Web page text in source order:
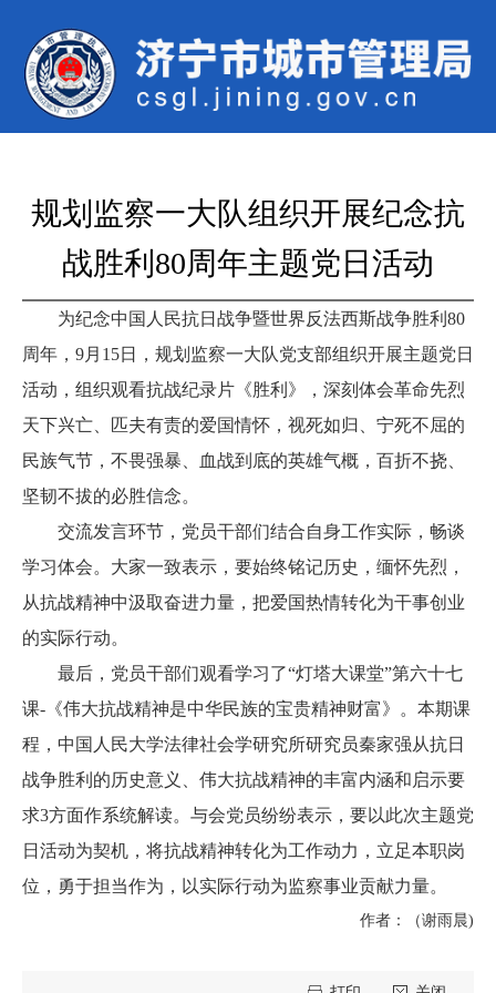
规划监察一大队组织开展纪念抗
战胜利80周年主题党日活动
为纪念中国人民抗日战争暨世界反法西斯战争胜利80
周年，9月15日，规划监察一大队党支部组织开展主题党日
活动， 组织观看抗战纪录片《胜利》，深刻体会革命先烈
天下兴亡、匹夫有责的爱国情怀，视死如归、宁死不屈的
民族气节，不畏强暴、血战到底的英雄气概，百折不挠、
坚韧不拔的必胜信念。
交流发言环节，党员干部们结合自身工作实际，畅谈
学习体会。大家一致表示，要始终铭记历史，缅怀先烈，
从抗战精神中汲取奋进力量，把爱国热情转化为干事创业
的实际行动。
最后， 党员干部们观看学习了“灯塔大课堂”第六十七
课-《伟大抗战精神是中华民族的宝贵精神财富》。本期课
程，中国人民大学法律社会学研究所研究员秦家强从抗日
战争胜利的历史意义、伟大抗战精神的丰富内涵和启示要
求3方面作系统解读。与会党员纷纷表示，要以此次主题党
日活动为契机，将抗战精神转化为工作动力，立足本职岗
位，勇于担当作为，以实际行动为监察事业贡献力量。
作者：（谢雨晨)